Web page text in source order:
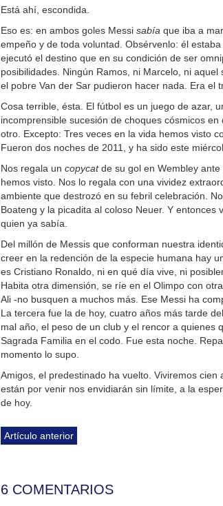
Está ahí, escondida.
Eso es: en ambos goles Messi sabía que iba a
empeño y de toda voluntad. Obsérvenlo: él
ejecutó el destino que en su condición de ser
posibilidades. Ningún Ramos, ni Marcelo, ni
el pobre Van der Sar pudieron hacer nada. Era el
Cosa terrible, ésta. El fútbol es un juego de azar,
incomprensible sucesión de choques cósmicos
otro. Excepto: Tres veces en la vida hemos visto
Fueron dos noches de 2011, y ha sido este
Nos regala un copycatde su gol en Wembley
hemos visto. Nos lo regala con una vividez
ambiente que destrozó en su febril celebración.
Boateng y la picadita al coloso Neuer. Y
quien ya sabía.
Del millón de Messis que conforman nuestra
creer en la redención de la especie humana hay
es Cristiano Ronaldo, ni en qué día vive, ni
Habita otra dimensión, se ríe en el Olimpo con
Ali -no busquen a muchos más. Ese Messi ha
La tercera fue la de hoy, cuatro años más tarde
mal año, el peso de un club y el rencor a quienes
Sagrada Familia en el codo. Fue esta noche.
momento lo supo.
Amigos, el predestinado ha vuelto. Viviremos
están por venir nos envidiarán sin límite, a la
de hoy.
Artículo anterior
6 COMENTARIOS